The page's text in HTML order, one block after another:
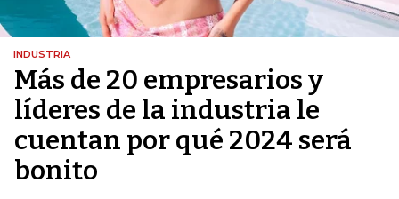
INDUSTRIA
Más de 20 empresarios y
líderes de la industria le
cuentan por qué 2024 será
bonito